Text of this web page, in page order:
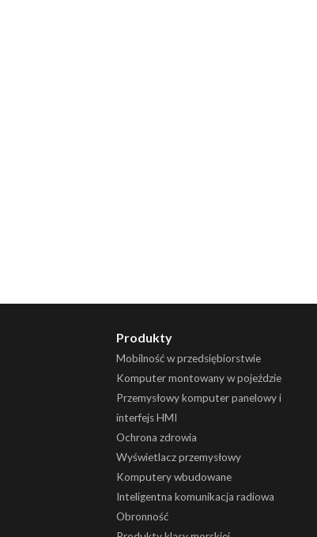
Produkty
Mobilność w przedsiębiorstwie
Komputer montowany w pojeździe
Przemysłowy komputer panelowy i
interfejs HMI
Ochrona zdrowia
Wyświetlacz przemysłowy
Komputery wbudowane
Inteligentna komunikacja radiowa
Obronność